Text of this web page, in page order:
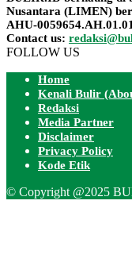
Nusantara (LIMEN)
AHU-
Contact us:
FOLLOW US
Home
Kenali Bulir
Redaksi
Media Partner
Disclaimer
Privacy Policy
Kode Etik
© Copyright @2025